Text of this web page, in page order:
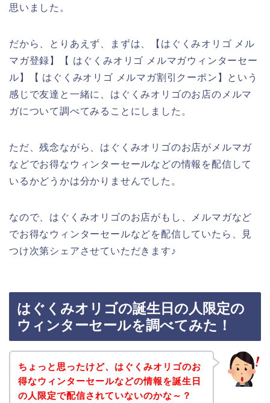
思いました。
だから、とりあえず、まずは、【はぐくみオリゴ メル
マガ登録】【 はぐくみオリゴ メルマガウィンターセー
ル】【 はぐくみオリゴ メルマガ割引クーポン】という
感じで友達と一緒に、はぐくみオリゴのお店のメルマ
ガについて調べてみることにしました。
ただ、残念ながら、はぐくみオリゴのお店がメルマガ
などでお得なウィンターセールなどの情報を配信して
いるかどうかは分かりませんでした。
なので、はぐくみオリゴのお店がもし、メルマガなど
でお得なウィンターセールなどを配信していたら、見
つけ次第シェアさせていただきます♪
はぐくみオリゴの誕生日の人限定の
ウィンターセールを調べてみた！
ちょっと思ったけど、はぐくみオリゴのお
得なウィンターセールなどの情報を誕生日
の人限定で配信されていないのかな～？